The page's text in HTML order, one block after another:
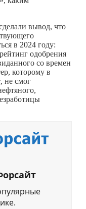
вывод, что
в 2024 году:
одобрения
со времен
которому в
не смог